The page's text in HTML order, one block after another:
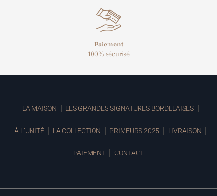
Paiement
100% sécurisé
LA MAISON LES GRANDES SIGNATURES BORDELAISES
À L’UNITÉ LA COLLECTION PRIMEURS 2025 LIVRAISON
PAIEMENT CONTACT